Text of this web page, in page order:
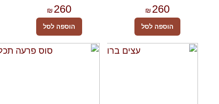
₪ 260
הוספה לסל
₪ 260
הוספה לסל